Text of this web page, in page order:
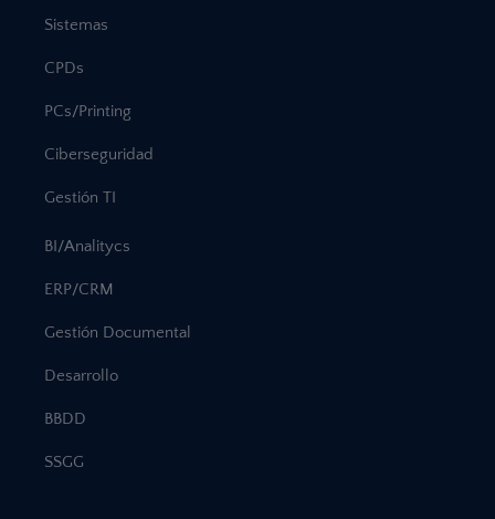
Sistemas
CPDs
PCs/Printing
Ciberseguridad
Gestión TI
BI/Analitycs
ERP/CRM
Gestión Documental
Desarrollo
BBDD
SSGG